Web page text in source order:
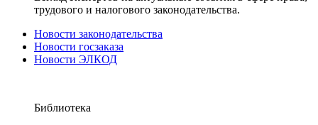
трудового и налогового законодательства.
Новости законодательства
Новости госзаказа
Новости ЭЛКОД
Библиотека